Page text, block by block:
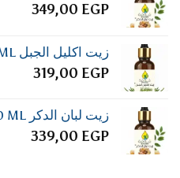
349,00 EGP
زيت اكليل الجبل Rosemary Oil 30ML
319,00 EGP
زيت لبان الدكر Frankincense Oil 30 ML
339,00 EGP